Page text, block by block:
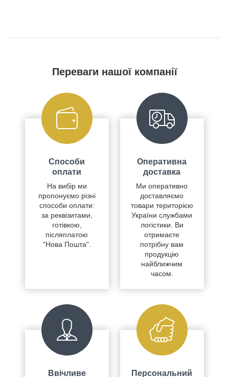
Переваги нашої компанії
Способи
оплати
На вибір ми
пропонуємо різні
способи оплати:
за реквізитами,
готівкою,
післяплатою
"Нова Пошта".
Оперативна
доставка
Ми оперативно
доставляємо
товари територією
України службами
логістики. Ви
отримаєте
потрібну вам
продукцію
найближчим
часом.
Ввічливе
Персональний